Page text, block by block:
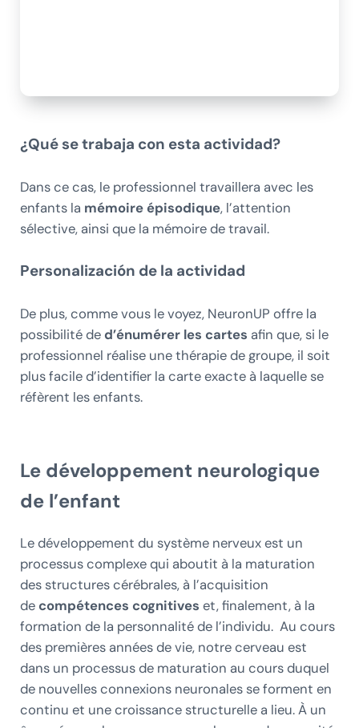
¿Qué se trabaja con esta actividad?
Dans ce cas, le professionnel travaillera avec les
enfants la mémoire épisodique, l’attention
sélective, ainsi que la mémoire de travail.
Personalización de la actividad
De plus, comme vous le voyez, NeuronUP offre la
possibilité de d’énumérer les cartes afin que, si le
professionnel réalise une thérapie de groupe, il soit
plus facile d’identifier la carte exacte à laquelle se
réfèrent les enfants.
Le développement neurologique
de l’enfant
Le développement du système nerveux est un
processus complexe qui aboutit à la maturation
des structures cérébrales, à l’acquisition
de compétences cognitives et, finalement, à la
formation de la personnalité de l’individu. Au cours
des premières années de vie, notre cerveau est
dans un processus de maturation au cours duquel
de nouvelles connexions neuronales se forment en
continu et une croissance structurelle a lieu. À un